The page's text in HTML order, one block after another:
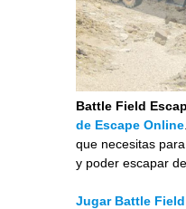
Battle Field
de Escape Online
que necesitas
y poder escapar
Jugar Battle